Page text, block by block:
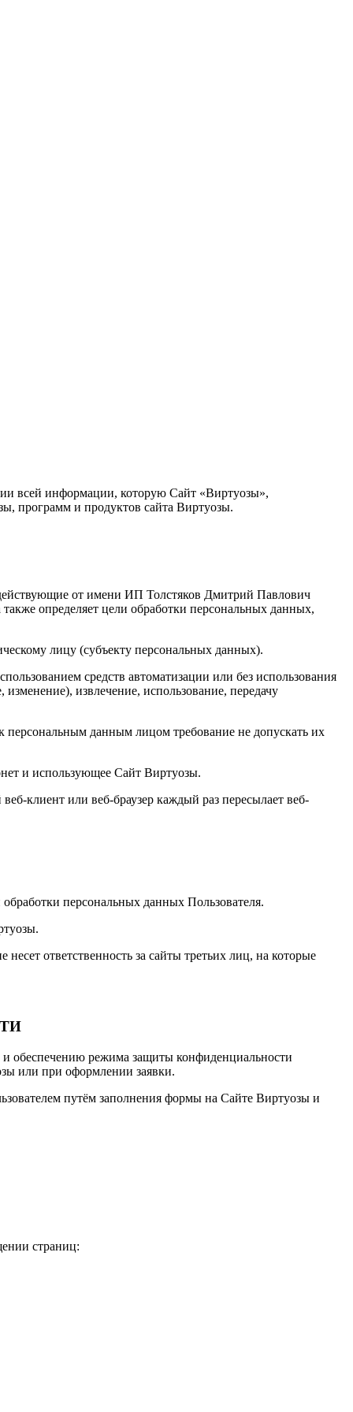
всей информации, которую Сайт «Виртуозы»,
программ и продуктов сайта Виртуозы.
от имени ИП Толстяков Дмитрий Павлович
определяет цели обработки персональных данных,
лицу (субъекту персональных данных).
средств автоматизации или без использования
извлечение, использование, передачу
данным лицом требование не допускать их
и использующее Сайт Виртуозы.
клиент или веб-браузер каждый раз пересылает веб-
персональных данных Пользователя.
ответственность за сайты третьих лиц, на которые
и обеспечению режима защиты конфиденциальности
или при оформлении заявки.
путём заполнения формы на Сайте Виртуозы и
страниц: